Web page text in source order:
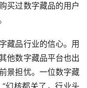
买过数字藏品的用户
藏品行业的信心。用
他数字藏品平台也出
景担忧。一位数字藏